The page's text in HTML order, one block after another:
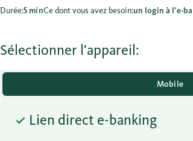
Comment lire les communications de la
Durée:5 minCe dont vous avez besoin:un login à l’e-
Sélectionner l'appareil:
Mobile
Lien direct e-banking